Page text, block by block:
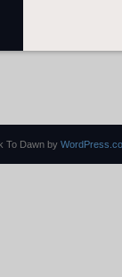
To Dawn by